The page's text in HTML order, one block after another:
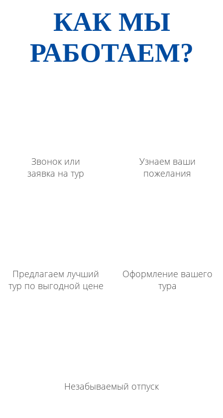
КАК МЫ
РАБОТАЕМ?
Звонок или
заявка на тур
Узнаем ваши
пожелания
Предлагаем лучший
тур по выгодной цене
Оформление вашего
тура
Незабываемый отпуск